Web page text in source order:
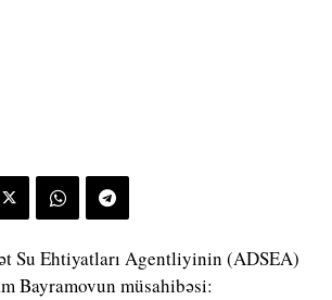
Su Ehtiyatları Agentliyinin (ADSEA)
Bayramovun müsahibəsi: